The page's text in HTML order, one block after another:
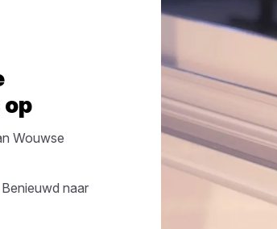
Wouwse
Benieuwd naar